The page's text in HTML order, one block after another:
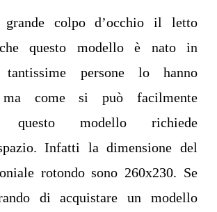
grande colpo d’occhio il letto
questo modello è nato in
persone lo hanno
ma come si può facilmente
questo modello richiede
Infatti la dimensione del
rotondo sono 260x230. Se
di acquistare un modello